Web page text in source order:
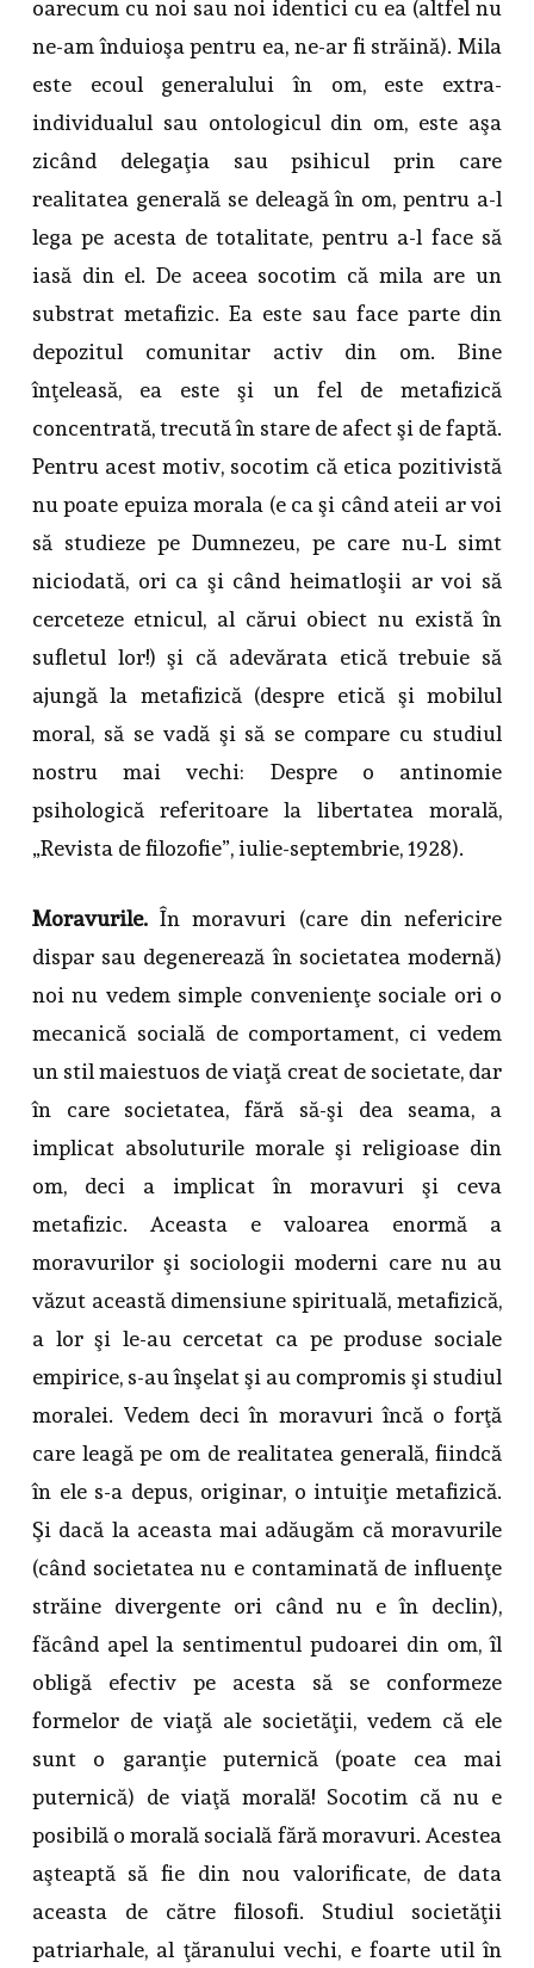
oarecum cu noi sau noi identici cu ea (altfel nu
ne-am înduioşa pentru ea, ne-ar fi străină). Mila
este ecoul generalului în om, este extra-
individualul sau ontologicul din om, este aşa
zicând delegaţia sau psihicul prin care
realitatea generală se deleagă în om, pentru a-l
lega pe acesta de totalitate, pentru a-l face să
iasă din el. De aceea socotim că mila are un
substrat metafizic. Ea este sau face parte din
depozitul comunitar activ din om. Bine
înţeleasă, ea este şi un fel de metafizică
concentrată, trecută în stare de afect şi de faptă.
Pentru acest motiv, socotim că etica pozitivistă
nu poate epuiza morala (e ca şi când ateii ar voi
să studieze pe Dumnezeu, pe care nu-L simt
niciodată, ori ca şi când heimatloşii ar voi să
cerceteze etnicul, al cărui obiect nu există în
sufletul lor!) şi că adevărata etică trebuie să
ajungă la metafizică (despre etică şi mobilul
moral, să se vadă şi să se compare cu studiul
nostru mai vechi: Despre o antinomie
psihologică referitoare la libertatea morală,
„Revista de filozofie”, iulie-septembrie, 1928).
Moravurile.În moravuri (care din nefericire
dispar sau degenerează în societatea modernă)
noi nu vedem simple convenienţe sociale ori o
mecanică socială de comportament, ci vedem
un stil maiestuos de viaţă creat de societate, dar
în care societatea, fără să-şi dea seama, a
implicat absoluturile morale şi religioase din
om, deci a implicat în moravuri şi ceva
metafizic. Aceasta e valoarea enormă a
moravurilor şi sociologii moderni care nu au
văzut această dimensiune spirituală, metafizică,
a lor şi le-au cercetat ca pe produse sociale
empirice, s-au înşelat şi au compromis şi studiul
moralei. Vedem deci în moravuri încă o forţă
care leagă pe om de realitatea generală, fiindcă
în ele s-a depus, originar, o intuiţie metafizică.
Şi dacă la aceasta mai adăugăm că moravurile
(când societatea nu e contaminată de influenţe
străine divergente ori când nu e în declin),
făcând apel la sentimentul pudoarei din om, îl
obligă efectiv pe acesta să se conformeze
formelor de viaţă ale societăţii, vedem că ele
sunt o garanţie puternică (poate cea mai
puternică) de viaţă morală! Socotim că nu e
posibilă o morală socială fără moravuri. Acestea
aşteaptă să fie din nou valorificate, de data
aceasta de către filosofi. Studiul societăţii
patriarhale, al ţăranului vechi, e foarte util în